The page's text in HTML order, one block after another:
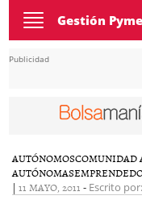
Toggle
navigation
Gestión Pyme
Publicidad
AUTÓNOMOSCOMUNIDAD
AUTÓNOMAS
| 11 MAYO, 2011 - Escrito por: